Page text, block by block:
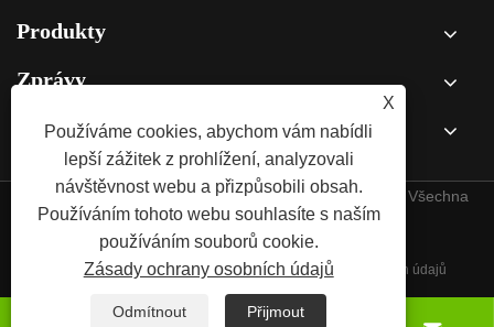
Produkty
Zprávy
Kontaktujte nás
Copyright © 2025 Qingdao Norpie Packaging Co., Ltd. Všechna
práva vyhrazena.
Sitemap RSS XML Zásady ochrany osobních údajů
X
Používáme cookies, abychom vám nabídli
lepší zážitek z prohlížení, analyzovali
návštěvnost webu a přizpůsobili obsah.
Používáním tohoto webu souhlasíte s naším
používáním souborů cookie.
Zásady ochrany osobních údajů
Odmítnout Přijmout